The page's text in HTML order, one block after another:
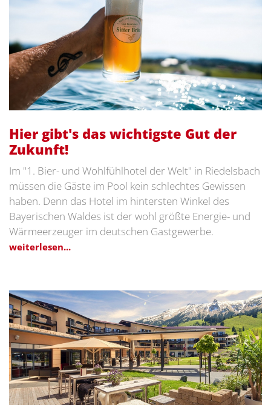
Hier gibt's das wichtigste Gut der
Zukunft!
Im "1. Bier- und Wohlfühlhotel der Welt" in Riedelsbach
müssen die Gäste im Pool kein schlechtes Gewissen
haben. Denn das Hotel im hintersten Winkel des
Bayerischen Waldes ist der wohl größte Energie- und
Wärmeerzeuger im deutschen Gastgewerbe.
weiterlesen...